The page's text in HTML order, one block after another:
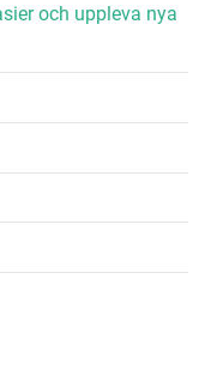
och uppleva nya